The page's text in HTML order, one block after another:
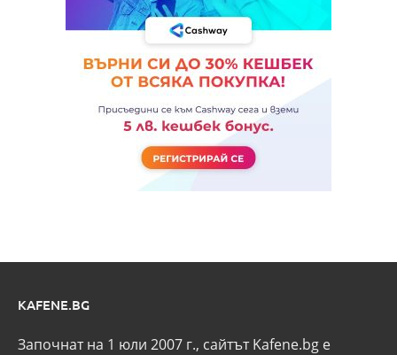
KAFENE.BG
Започнат на 1 юли 2007 г., сайтът Kafene.bg e